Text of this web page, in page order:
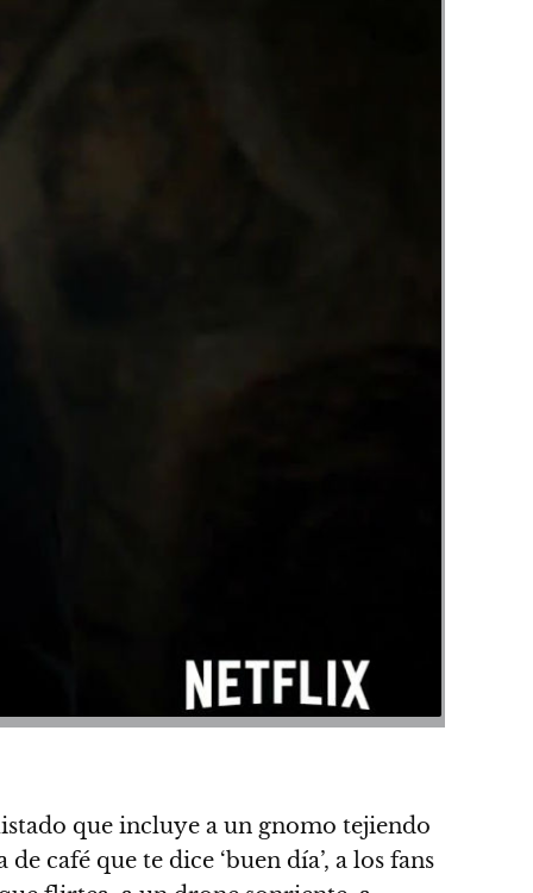
que incluye a un gnomo tejiendo
café que te dice ‘buen día’, a los fans